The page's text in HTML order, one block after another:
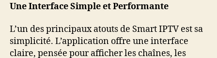
Une Interface Simple et Performante
L’un des principaux atouts de Smart IPTV est sa
simplicité. L’application offre une interface
claire, pensée pour afficher les chaînes, les